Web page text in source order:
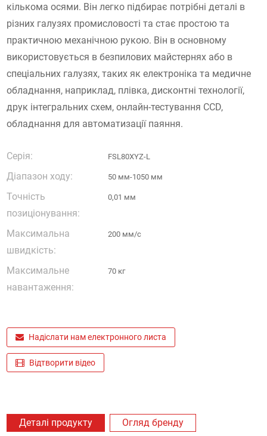
кількома осями. Він легко підбирає потрібні деталі в
різних галузях промисловості та стає простою та
практичною механічною рукою. Він в основному
використовується в безпилових майстернях або в
спеціальних галузях, таких як електроніка та медичне
обладнання, наприклад, плівка, дисконтні технології,
друк інтегральних схем, онлайн-тестування CCD,
обладнання для автоматизації паяння.
Серія: FSL80XYZ-L
Діапазон ходу: 50 мм-1050 мм
Точність
позиціонування:
0,01 мм
Максимальна
швидкість:
200 мм/с
Максимальне
навантаження:
70 кг
Надіслати нам електронного листа
Відтворити відео
Деталі продукту Огляд бренду